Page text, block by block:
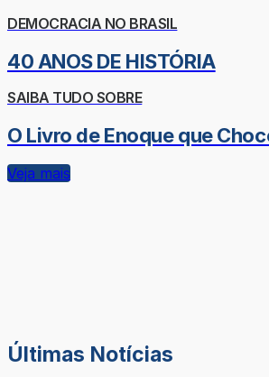
DEMOCRACIA NO BRASIL
40 ANOS DE HISTÓRIA
SAIBA TUDO SOBRE
O Livro de Enoque que
Veja mais
Últimas Notícias